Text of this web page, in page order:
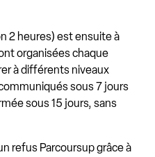
2 heures) est ensuite à
organisées chaque
à différents niveaux
sous 7 jours
sous 15 jours, sans
refus Parcoursup grâce à